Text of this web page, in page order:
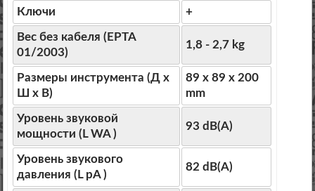
Ключи +
Вес без кабеля (EPTA
01/2003)
1,8 - 2,7 kg
Размеры инструмента (Д х
Ш х В)
89 x 89 x 200
mm
Уровень звуковой
мощности (L WA )
93 dB(A)
Уровень звукового
давления (L pA )
82 dB(A)